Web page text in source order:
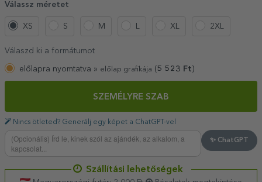
Válassz méretet
XS S M L XL 2XL
Válaszd ki a formátumot
előlapra nyomtatva » előlap grafikája (5 523 Ft )
SZEMÉLYRE SZAB
Nincs ötleted? Generálj egy képet a ChatGPT-vel
✨ ChatGPT
Szállítási lehetőségek